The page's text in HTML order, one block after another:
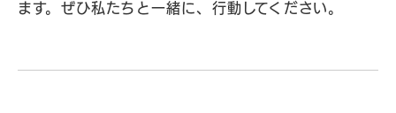
ます。ぜひ私たちと一緒に、行動してください。